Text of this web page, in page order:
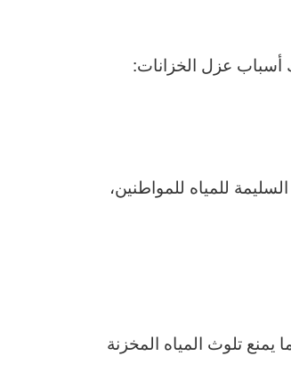
أسباب عزل الخزانات:
للمياه للمواطنين،
تلوث المياه المخزنة